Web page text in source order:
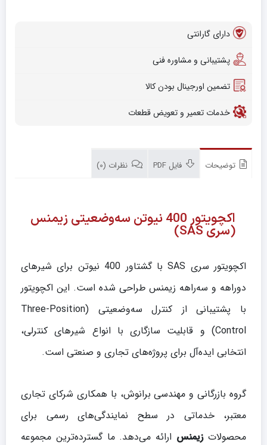
دارای گارانتی
پشتیبانی و مشاوره فنی
تضمین اورجینال بودن کالا
خدمات تعمیر و تعویض قطعات
توضیحات فایل PDF نظرات (0)
اکچویتور 400 نیوتن سه‌وضعیتی زیمنس
(سری SAS)
اکچویتور سری SAS با گشتاور 400 نیوتن برای شیرهای
دو‌راهه و سه‌راهه زیمنس طراحی شده است. این اکچویتور
با پشتیبانی از کنترل سه‌وضعیتی (Three-Position
Control) و قابلیت سازگاری با انواع شیرهای کنترلی،
انتخابی ایده‌آل برای پروژه‌های تجاری و صنعتی است.
گروه بازرگانی و مهندسی برانوش، با همکاری شرکای تجاری
معتبر، خدماتی در سطح نمایندگی‌های رسمی برای
محصولاتزیمنس ارائه می‌دهد. ما گسترده‌ترین مجموعه